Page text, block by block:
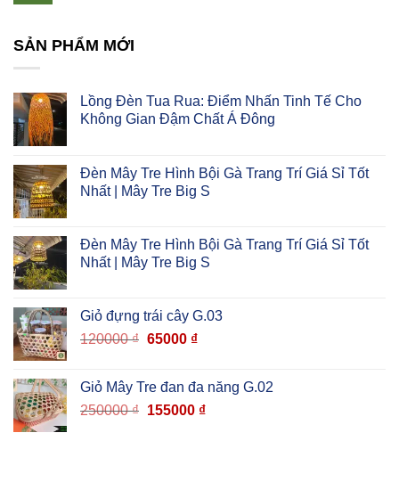
SẢN PHẨM MỚI
Lồng Đèn Tua Rua: Điểm Nhấn Tinh Tế Cho
Không Gian Đậm Chất Á Đông
Đèn Mây Tre Hình Bội Gà Trang Trí Giá Sỉ Tốt
Nhất | Mây Tre Big S
Đèn Mây Tre Hình Bội Gà Trang Trí Giá Sỉ Tốt
Nhất | Mây Tre Big S
Giỏ đựng trái cây G.03
120000₫ 65000 ₫
Giỏ Mây Tre đan đa năng G.02
250000₫ 155000 ₫